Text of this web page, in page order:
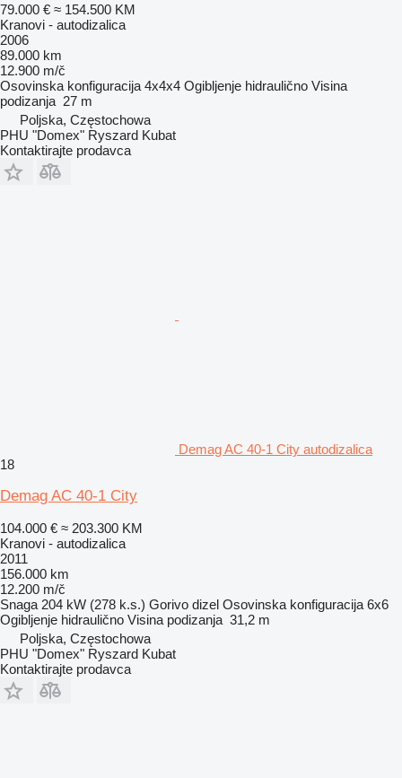
79.000 € ≈ 154.500 KM
Kranovi - autodizalica
2006
89.000 km
12.900 m/č
Osovinska konfiguracija 4x4x4 Ogibljenje hidraulično Visina
podizanja 27 m
Poljska, Częstochowa
PHU "Domex" Ryszard Kubat
Kontaktirajte prodavca
Demag AC 40-1 City autodizalica
18
Demag AC 40-1 City
104.000 € ≈ 203.300 KM
Kranovi - autodizalica
2011
156.000 km
12.200 m/č
Snaga 204 kW (278 k.s.) Gorivo dizel Osovinska konfiguracija 6x6
Ogibljenje hidraulično Visina podizanja 31,2 m
Poljska, Częstochowa
PHU "Domex" Ryszard Kubat
Kontaktirajte prodavca